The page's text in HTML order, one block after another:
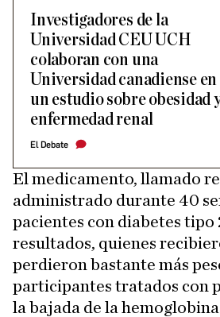
Investigadores de la
Universidad CEU UCH
colaboran con una
Universidad canadiense en
un estudio sobre obesidad
enfermedad renal
El Debate
El medicamento, llamado
administrado durante 40
pacientes con diabetes tipo
resultados, quienes
perdieron bastante más
participantes tratados con
la bajada de la